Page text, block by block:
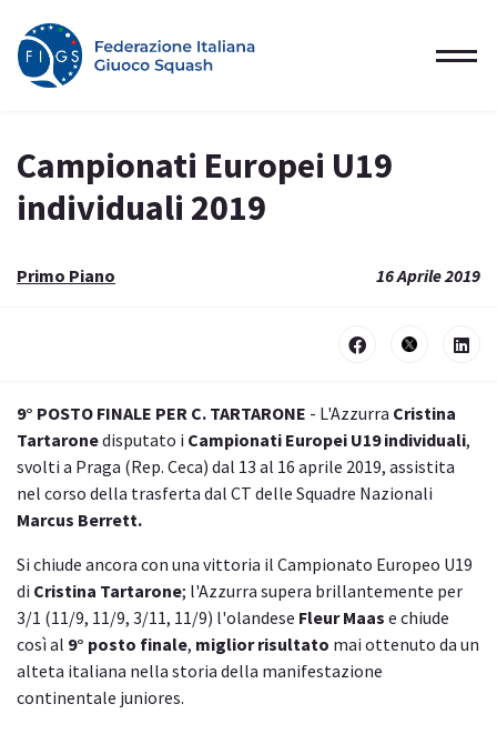
Campionati Europei U19
individuali 2019
Primo Piano 16 Aprile 2019
9° POSTO FINALE PER C. TARTARONE - L'Azzurra Cristina
Tartaronedisputato i Campionati Europei U19 individuali,
svolti a Praga (Rep. Ceca) dal 13 al 16 aprile 2019, assistita
nel corso della trasferta dal CT delle Squadre Nazionali
Marcus Berrett.
Si chiude ancora con una vittoria il Campionato Europeo U19
di Cristina Tartarone; l'Azzurra supera brillantemente per
3/1 (11/9, 11/9, 3/11, 11/9) l'olandese Fleur Maas e chiude
così al 9° posto finale, miglior risultato mai ottenuto da un
alteta italiana nella storia della manifestazione
continentale juniores.